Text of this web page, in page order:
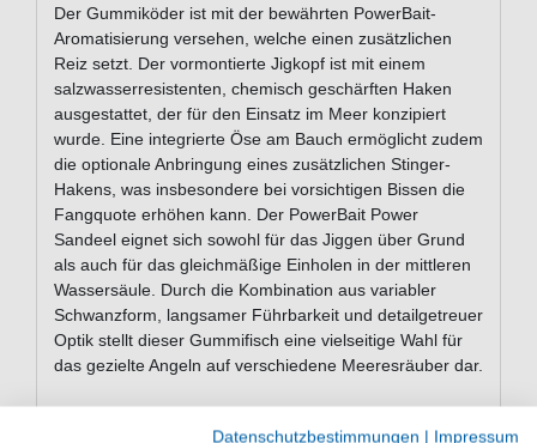
Der Gummiköder ist mit der bewährten PowerBait-
Aromatisierung versehen, welche einen zusätzlichen
Reiz setzt. Der vormontierte Jigkopf ist mit einem
salzwasserresistenten, chemisch geschärften Haken
ausgestattet, der für den Einsatz im Meer konzipiert
wurde. Eine integrierte Öse am Bauch ermöglicht zudem
die optionale Anbringung eines zusätzlichen Stinger-
Hakens, was insbesondere bei vorsichtigen Bissen die
Fangquote erhöhen kann. Der PowerBait Power
Sandeel eignet sich sowohl für das Jiggen über Grund
als auch für das gleichmäßige Einholen in der mittleren
Wassersäule. Durch die Kombination aus variabler
Schwanzform, langsamer Führbarkeit und detailgetreuer
Optik stellt dieser Gummifisch eine vielseitige Wahl für
das gezielte Angeln auf verschiedene Meeresräuber dar.
Datenschutzbestimmungen | Impressum